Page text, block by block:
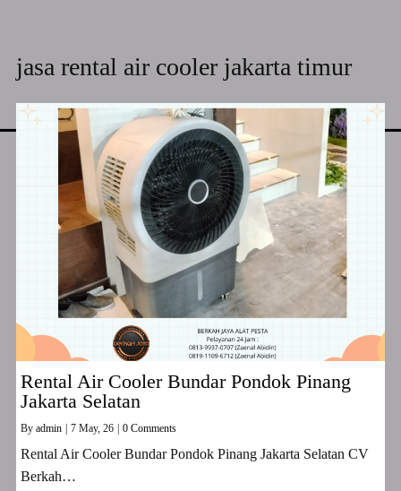
jasa rental air cooler jakarta timur
Rental Air Cooler Bundar Pondok Pinang
Jakarta Selatan
By admin 7 May, 26 0 Comments
Rental Air Cooler Bundar Pondok Pinang Jakarta Selatan CV
Berkah…